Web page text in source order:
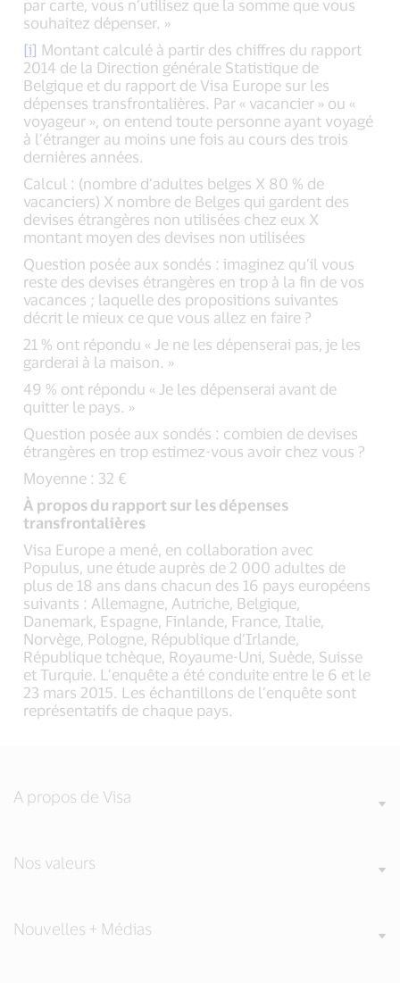
par carte, vous n’utilisez que la somme que vous
souhaitez dépenser. »
[i] Montant calculé à partir des chiffres du rapport
2014 de la Direction générale Statistique de
Belgique et du rapport de Visa Europe sur les
dépenses transfrontalières. Par « vacancier » ou «
voyageur », on entend toute personne ayant voyagé
à l’étranger au moins une fois au cours des trois
dernières années.
Calcul : (nombre d’adultes belges X 80 % de
vacanciers) X nombre de Belges qui gardent des
devises étrangères non utilisées chez eux X
montant moyen des devises non utilisées
Question posée aux sondés : imaginez qu’il vous
reste des devises étrangères en trop à la fin de vos
vacances ; laquelle des propositions suivantes
décrit le mieux ce que vous allez en faire ?
21 % ont répondu « Je ne les dépenserai pas, je les
garderai à la maison. »
49 % ont répondu « Je les dépenserai avant de
quitter le pays. »
Question posée aux sondés : combien de devises
étrangères en trop estimez-vous avoir chez vous ?
Moyenne : 32 €
À propos du rapport sur les dépenses
transfrontalières
Visa Europe a mené, en collaboration avec
Populus, une étude auprès de 2 000 adultes de
plus de 18 ans dans chacun des 16 pays européens
suivants : Allemagne, Autriche, Belgique,
Danemark, Espagne, Finlande, France, Italie,
Norvège, Pologne, République d’Irlande,
République tchèque, Royaume-Uni, Suède, Suisse
et Turquie. L’enquête a été conduite entre le 6 et le
23 mars 2015. Les échantillons de l’enquête sont
représentatifs de chaque pays.
A propos de Visa
Nos valeurs
Nouvelles + Médias